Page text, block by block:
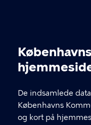
De indsamlede
Københavns
og kort på
KONTAKT
Enghavevej